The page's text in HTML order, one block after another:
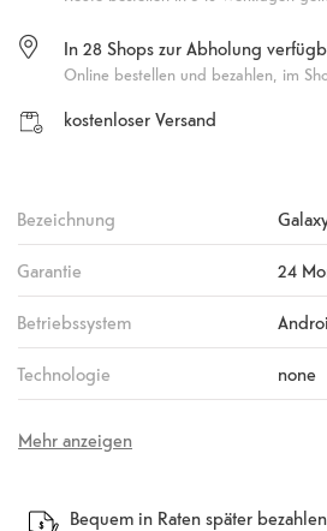
In 28Shops zur Abholung
Online bestellen und bezahlen, im
kostenloser Versand
Bezeichnung
Garantie 24
Betriebssystem
Technologie none
Mehr anzeigen
Bequem in Raten später